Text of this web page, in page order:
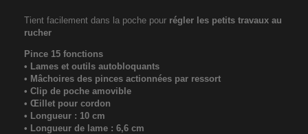
Tient facilement dans la poche pour régler les petits travaux au
rucher
Pince 15 fonctions
• Lames et outils autobloquants
• Mâchoires des pinces actionnées par ressort
• Clip de poche amovible
• Œillet pour cordon
• Longueur : 10 cm
• Longueur de lame : 6,6 cm